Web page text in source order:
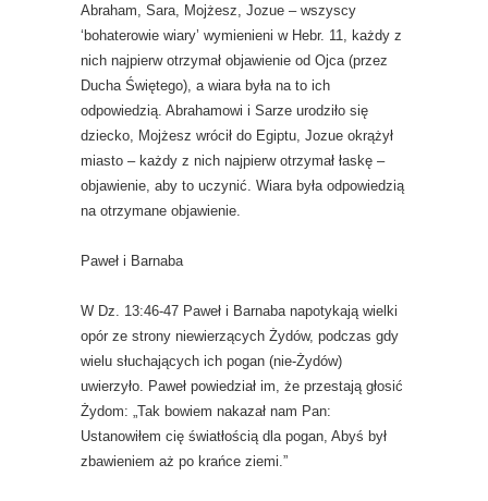
Abraham, Sara, Mojżesz, Jozue – wszyscy
‘bohaterowie wiary’ wymienieni w Hebr. 11, każdy z
nich najpierw otrzymał objawienie od Ojca (przez
Ducha Świętego), a wiara była na to ich
odpowiedzią. Abrahamowi i Sarze urodziło się
dziecko, Mojżesz wrócił do Egiptu, Jozue okrążył
miasto – każdy z nich najpierw otrzymał łaskę –
objawienie, aby to uczynić. Wiara była odpowiedzią
na otrzymane objawienie.
Paweł i Barnaba
W Dz. 13:46-47 Paweł i Barnaba napotykają wielki
opór ze strony niewierzących Żydów, podczas gdy
wielu słuchających ich pogan (nie-Żydów)
uwierzyło. Paweł powiedział im, że przestają głosić
Żydom: „Tak bowiem nakazał nam Pan:
Ustanowiłem cię światłością dla pogan, Abyś był
zbawieniem aż po krańce ziemi.”